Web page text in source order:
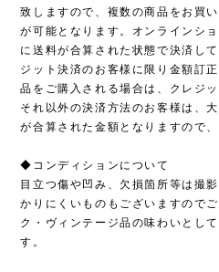
致しますので、複数の商品をお買
が可能となります。オンラインシ
に送料が合算された状態で決済し
ジット決済のお客様に限り金額訂
品をご購入される場合は、クレジ
それ以外の決済方法のお客様は、
が合算された金額となりますので
◆コンディションについて
目立つ傷や凹み、欠損箇所等は撮
かりにくいものもございますので
ク・ヴィンテージ品の味わいとし
す。